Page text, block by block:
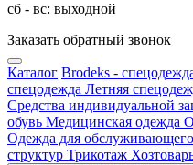
сб - вс: выходной
Заказать обратный звонок
Каталог Brodeks -
спецодежда Летняя
Средства индивидуальной
обувь Медицинская одежда
Одежда для обслуживающего
структур Трикотаж